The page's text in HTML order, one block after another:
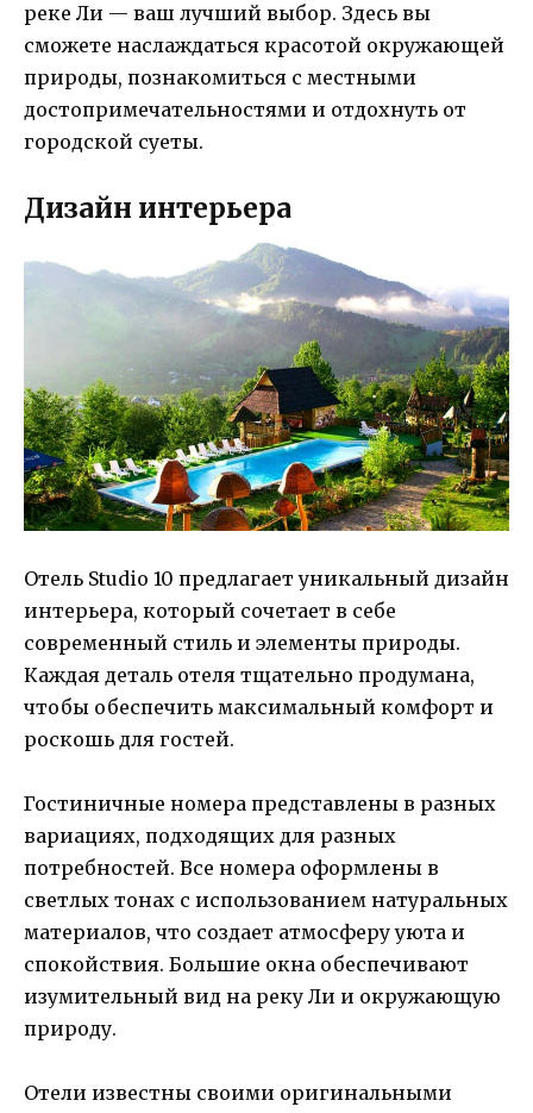
реке Ли — ваш лучший выбор. Здесь вы
сможете наслаждаться красотой окружающей
природы, познакомиться с местными
достопримечательностями и отдохнуть от
городской суеты.
Дизайн интерьера
Отель Studio 10 предлагает уникальный дизайн
интерьера, который сочетает в себе
современный стиль и элементы природы.
Каждая деталь отеля тщательно продумана,
чтобы обеспечить максимальный комфорт и
роскошь для гостей.
Гостиничные номера представлены в разных
вариациях, подходящих для разных
потребностей. Все номера оформлены в
светлых тонах с использованием натуральных
материалов, что создает атмосферу уюта и
спокойствия. Большие окна обеспечивают
изумительный вид на реку Ли и окружающую
природу.
Отели известны своими оригинальными